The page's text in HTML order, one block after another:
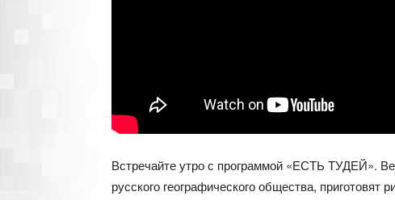
Встречайте утро с программой «ЕСТЬ ТУДЕЙ».
русского географического общества, приготовят